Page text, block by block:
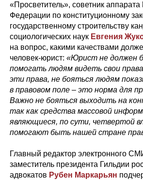
«Просветитель», советник
Федерации по конституционному
государственному строительству
социологических наук Евгения
на вопрос, какими качествами
человек-юрист: «Юрист не должен
помогать людям видеть свои
эти права, не бояться людям
в правовом поле – это норма для
Важно не бояться выходить на
так как средства массовой
являющиеся, по сути, четвертой
помогают быть нашей стране
Главный редактор электронного
заместитель президента Гильдии
адвокатов Рубен Маркарьян